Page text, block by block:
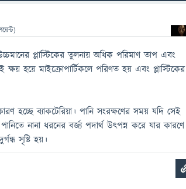
প্লাস্টিকের তুলনায় অধিক পরিমাণ তাপ এবং
হয়ে মাইক্রোপার্টিকলে পরিণত হয় এবং প্লাস্টিকের
হচ্ছে ব্যাকটেরিয়া। পানি সংরক্ষণের সময় যদি সেই
নানা ধরনের বর্জ্য পদার্থ উৎপন্ন করে যার কারণে
সৃষ্টি হয়।